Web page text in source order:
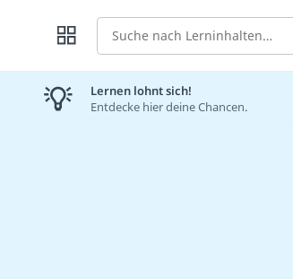
Suche
Lernen lohnt sich!
Entdecke hier deine Chancen.